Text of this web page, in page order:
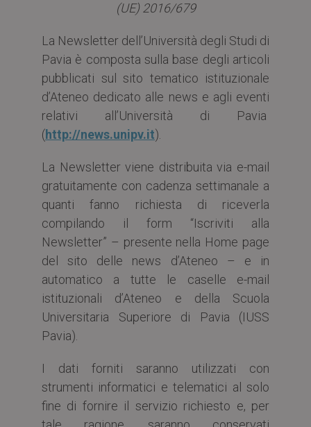
(UE) 2016/679
La Newsletter dell’Università degli Studi di
Pavia è composta sulla base degli articoli
pubblicati sul sito tematico istituzionale
d’Ateneo dedicato alle news e agli eventi
relativi all’Università di Pavia
(http://news.unipv.it).
La Newsletter viene distribuita via e-mail
gratuitamente con cadenza settimanale a
quanti fanno richiesta di riceverla
compilando il form “Iscriviti alla
Newsletter” – presente nella Home page
del sito delle news d’Ateneo – e in
automatico a tutte le caselle e-mail
istituzionali d’Ateneo e della Scuola
Universitaria Superiore di Pavia (IUSS
Pavia).
I dati forniti saranno utilizzati con
strumenti informatici e telematici al solo
fine di fornire il servizio richiesto e, per